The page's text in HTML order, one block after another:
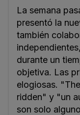
La semana
presentó la
también
durante un
objetiva. Las
elogiosas.
ridden" y "un
son solo